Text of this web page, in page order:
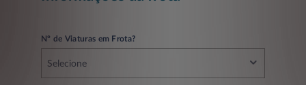
Nº de Viaturas em Frota?
Selecione